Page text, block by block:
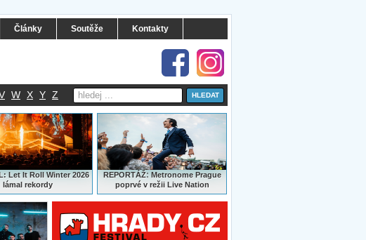
Články Soutěže Kontakty
W X Y Z
Let It Roll Winter 2026
lámal rekordy
REPORTÁŽ:Metronome Prague
poprvé v režii Live Nation